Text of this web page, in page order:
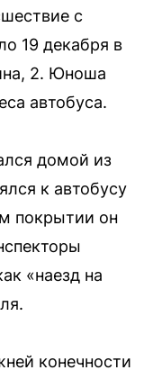
с
19 декабря в
2. Юноша
автобуса.
домой из
к автобусу
покрытии он
«наезд на
конечности